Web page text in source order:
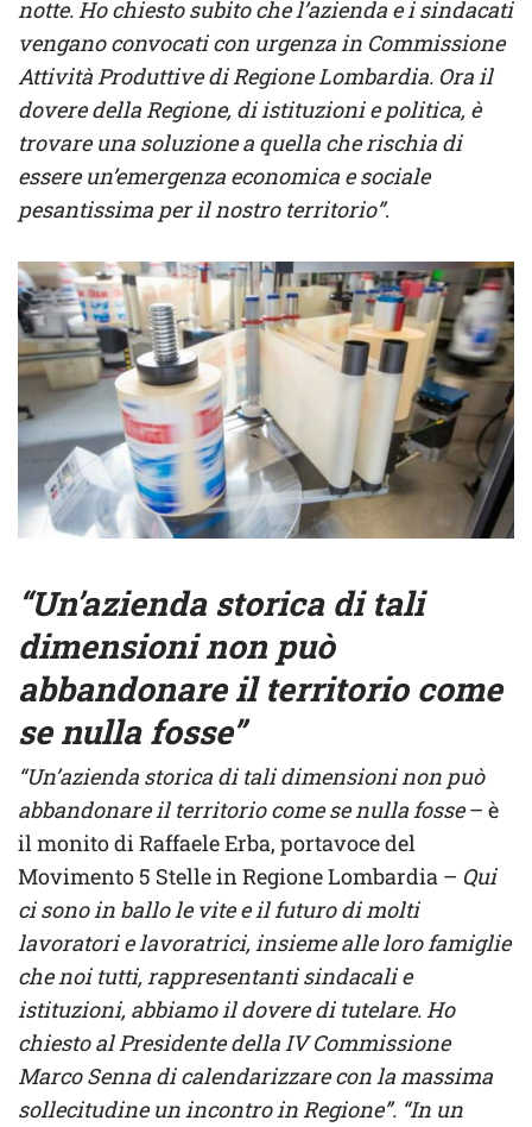
notte. Ho chiesto subito che l’azienda e i sindacati
vengano convocati con urgenza in Commissione
Attività Produttive di Regione Lombardia. Ora il
dovere della Regione, di istituzioni e politica, è
trovare una soluzione a quella che rischia di
essere un’emergenza economica e sociale
pesantissima per il nostro territorio”.
“Un’azienda storica di tali
dimensioni non può
abbandonare il territorio come
se nulla fosse”
“Un’azienda storica di tali dimensioni non può
abbandonare il territorio come se nulla fosse– è
il monito di Raffaele Erba, portavoce del
Movimento 5 Stelle in Regione Lombardia – Qui
ci sono in ballo le vite e il futuro di molti
lavoratori e lavoratrici, insieme alle loro famiglie
che noi tutti, rappresentanti sindacali e
istituzioni, abbiamo il dovere di tutelare. Ho
chiesto al Presidente della IV Commissione
Marco Senna di calendarizzare con la massima
sollecitudine un incontro in Regione”. “In un